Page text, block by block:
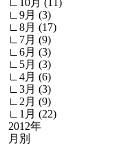
∟10月 (11)
∟9月 (3)
∟8月 (17)
∟7月 (9)
∟6月 (3)
∟5月 (3)
∟4月 (6)
∟3月 (3)
∟2月 (9)
∟1月 (22)
2012年
月別